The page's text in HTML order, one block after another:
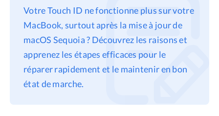
Confidentialité
Conditions générales
Politique de
remboursement
Votre Touch ID ne fonctionne plus sur votre
MacBook, surtout après la mise à jour de
macOS Sequoia ? Découvrez les raisons et
apprenez les étapes efficaces pour le
réparer rapidement et le maintenir en bon
état de marche.